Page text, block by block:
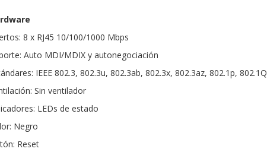
8 x RJ45 10/100/1000 Mbps
Auto MDI/MDIX y autonegociación
IEEE 802.3, 802.3u, 802.3ab, 802.3x, 802.3az, 802.1p, 802.1Q
Sin ventilador
LEDs de estado
Negro
Reset